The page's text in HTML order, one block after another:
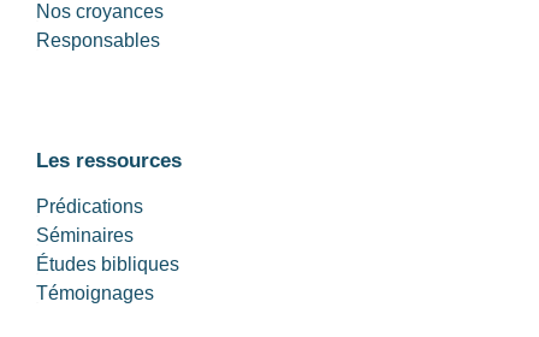
Nos croyances
Responsables
Les ressources
Prédications
Séminaires
Études bibliques
Témoignages